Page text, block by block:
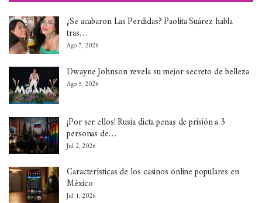
¿Se acabaron Las Perdidas? Paolita Suárez habla
tras…
Ago 7, 2026
Dwayne Johnson revela su mejor secreto de belleza
Ago 5, 2026
¡Por ser ellos! Rusia dicta penas de prisión a 3
personas de…
Jul 2, 2026
Características de los casinos online populares en
México
Jul 1, 2026